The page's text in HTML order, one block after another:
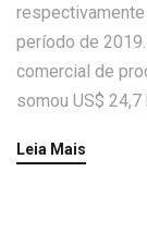
respectivamente
período de
comercial de
somou US$ 24,7
Leia Mais